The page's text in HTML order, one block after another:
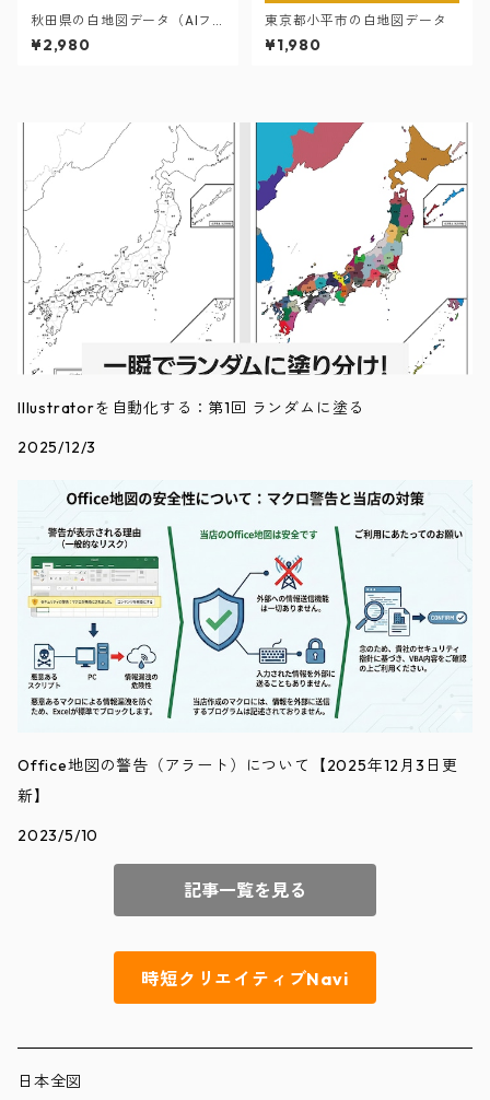
秋田県の白地図データ（AIフ
ァイル）
¥2,980
東京都小平市の白地図データ
¥1,980
Illustratorを自動化する：第1回 ランダムに塗る
2025/12/3
Office地図の警告（アラート）について【2025年12月3日更
新】
2023/5/10
記事一覧を見る
時短クリエイティブNavi
日本全図